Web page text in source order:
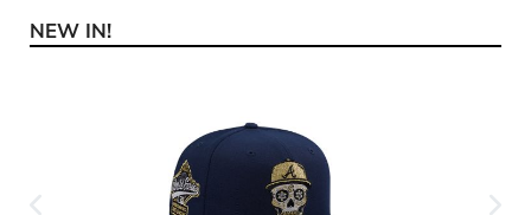
Produktgalerie überspringen
NEW IN!